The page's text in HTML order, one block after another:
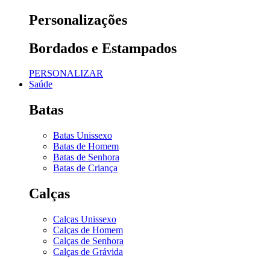
Personalizações
Bordados e Estampados
PERSONALIZAR
Saúde
Batas
Batas Unissexo
Batas de Homem
Batas de Senhora
Batas de Criança
Calças
Calças Unissexo
Calças de Homem
Calças de Senhora
Calças de Grávida